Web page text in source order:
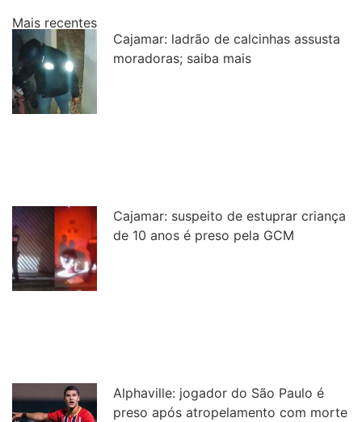
Mais recentes
Cajamar: ladrão de calcinhas assusta
moradoras; saiba mais
Cajamar: suspeito de estuprar criança
de 10 anos é preso pela GCM
Alphaville: jogador do São Paulo é
preso após atropelamento com morte